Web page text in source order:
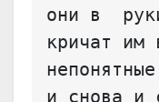
они в
кричат им
и снова и